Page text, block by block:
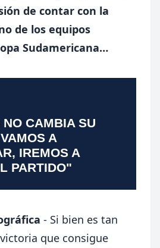
de contar con la
de los equipos
Sudamericana…
NO CAMBIA SU
A
IREMOS A
PARTIDO"
- Si bien es tan
que consigue